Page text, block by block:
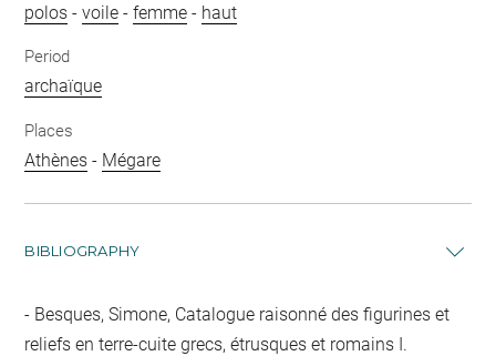
polos -voile -femme - haut
Period
archaïque
Places
Athènes - Mégare
BIBLIOGRAPHY
Besques, Simone, Catalogue raisonné des figurines et
reliefs en terre-cuite grecs, étrusques et romains I.